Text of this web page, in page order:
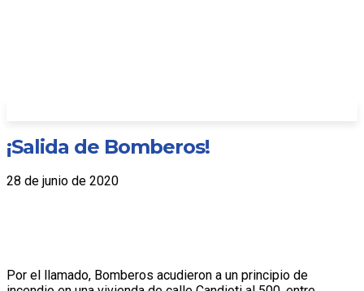
¡Salida de Bomberos!
28 de junio de 2020
Por el llamado, Bomberos acudieron a un principio de